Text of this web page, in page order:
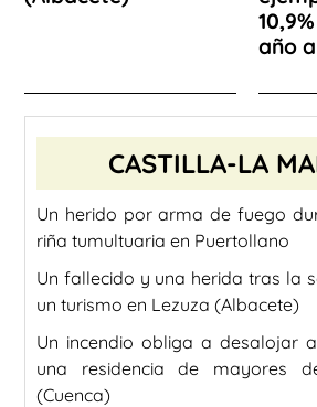
año
CASTILLA-LA
Un herido por arma de fuego
riña tumultuaria en Puertollano
Un fallecido y una herida tras la
un turismo en Lezuza (Albacete)
Un incendio obliga a desalojar
una residencia de mayores
(Cuenca)